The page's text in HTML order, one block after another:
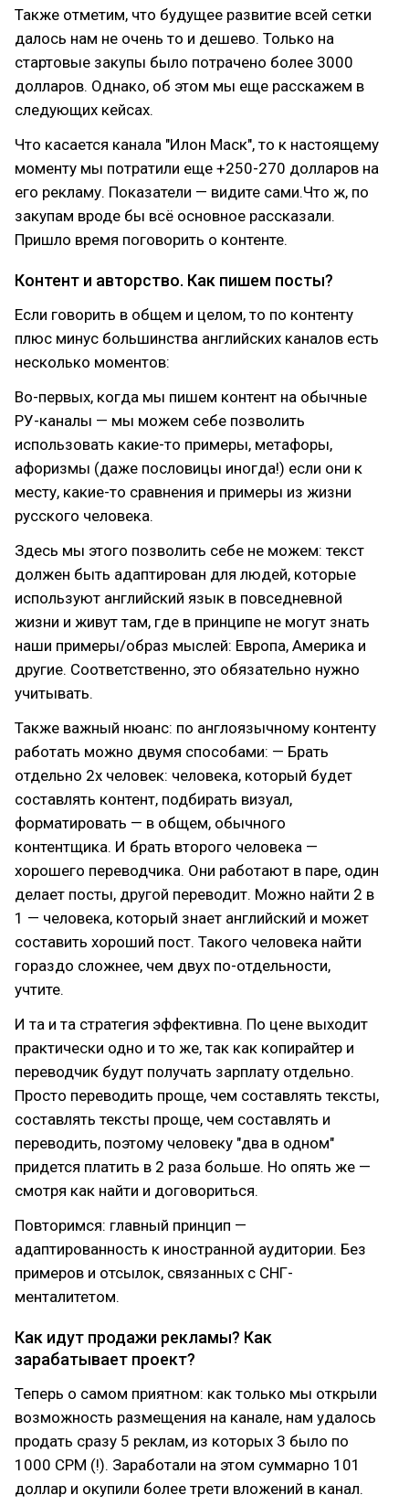
Также отметим, что будущее развитие всей сетки
далось нам не очень то и дешево. Только на
стартовые закупы было потрачено более 3000
долларов. Однако, об этом мы еще расскажем в
следующих кейсах.
Что касается канала "Илон Маск", то к настоящему
моменту мы потратили еще +250-270 долларов на
его рекламу. Показатели — видите сами.Что ж, по
закупам вроде бы всё основное рассказали.
Пришло время поговорить о контенте.
Контент и авторство. Как пишем посты?
Если говорить в общем и целом, то по контенту
плюс минус большинства английских каналов есть
несколько моментов:
Во-первых, когда мы пишем контент на обычные
РУ-каналы — мы можем себе позволить
использовать какие-то примеры, метафоры,
афоризмы (даже пословицы иногда!) если они к
месту, какие-то сравнения и примеры из жизни
русского человека.
Здесь мы этого позволить себе не можем: текст
должен быть адаптирован для людей, которые
используют английский язык в повседневной
жизни и живут там, где в принципе не могут знать
наши примеры/образ мыслей: Европа, Америка и
другие. Соответственно, это обязательно нужно
учитывать.
Также важный нюанс: по англоязычному контенту
работать можно двумя способами: — Брать
отдельно 2х человек: человека, который будет
составлять контент, подбирать визуал,
форматировать — в общем, обычного
контентщика. И брать второго человека —
хорошего переводчика. Они работают в паре, один
делает посты, другой переводит. Можно найти 2 в
1 — человека, который знает английский и может
составить хороший пост. Такого человека найти
гораздо сложнее, чем двух по-отдельности,
учтите.
И та и та стратегия эффективна. По цене выходит
практически одно и то же, так как копирайтер и
переводчик будут получать зарплату отдельно.
Просто переводить проще, чем составлять тексты,
составлять тексты проще, чем составлять и
переводить, поэтому человеку "два в одном"
придется платить в 2 раза больше. Но опять же —
смотря как найти и договориться.
Повторимся: главный принцип —
адаптированность к иностранной аудитории. Без
примеров и отсылок, связанных с СНГ-
менталитетом.
Как идут продажи рекламы? Как
зарабатывает проект?
Теперь о самом приятном: как только мы открыли
возможность размещения на канале, нам удалось
продать сразу 5 реклам, из которых 3 было по
1000 СРМ (!). Заработали на этом суммарно 101
доллар и окупили более трети вложений в канал.